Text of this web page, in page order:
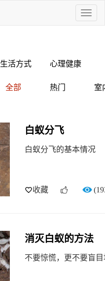
点
我
生活方式 心理健康
全部 热门 室
白蚁分飞
白蚁分飞的基本情况
收藏
消灭白蚁的方法
不要惊慌，更不要盲